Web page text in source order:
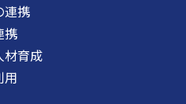
連携
携
材育成
用